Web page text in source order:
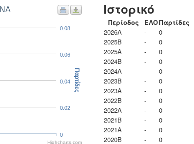
0
0.02
0.04
0.06
0.08
Παρτίδες
Highcharts.com
Ιστορικό
Περίοδος ΕΛΟΠαρτίδες
2026A
-
0
2025B
-
0
2025A
-
0
2024B
-
0
2024A
-
0
2023B
-
0
2023Α
-
0
2022B
-
0
2022A
-
0
2021B
-
0
2021A
-
0
2020B
-
0